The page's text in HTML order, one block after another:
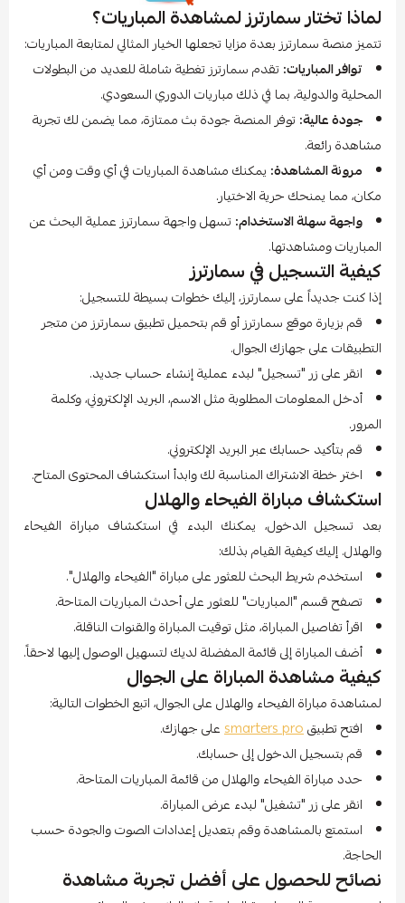
لماذا تختار سمارترز لمشاهدة المباريات؟
تتميز منصة سمارترز بعدة مزايا تجعلها الخيار المثالي لمتابعة المباريات:
توافر المباريات:تقدم سمارترز تغطية شاملة للعديد من البطولات
المحلية والدولية، بما في ذلك مباريات الدوري السعودي.
جودة عالية:توفر المنصة جودة بث ممتازة، مما يضمن لك تجربة
مشاهدة رائعة.
مرونة المشاهدة: يمكنك مشاهدة المباريات في أي وقت ومن أي
مكان، مما يمنحك حرية الاختيار.
واجهة سهلة الاستخدام:تسهل واجهة سمارترز عملية البحث عن
المباريات ومشاهدتها.
كيفية التسجيل في سمارترز
إذا كنت جديداً على سمارترز، إليك خطوات بسيطة للتسجيل:
قم بزيارة موقع سمارترز أو قم بتحميل تطبيق سمارترز من متجر
التطبيقات على جهازك الجوال.
انقر على زر "تسجيل" لبدء عملية إنشاء حساب جديد.
أدخل المعلومات المطلوبة مثل الاسم، البريد الإلكتروني، وكلمة
المرور.
قم بتأكيد حسابك عبر البريد الإلكتروني.
اختر خطة الاشتراك المناسبة لك وابدأ استكشاف المحتوى المتاح.
استكشاف مباراة الفيحاء والهلال
بعد تسجيل الدخول، يمكنك البدء في استكشاف مباراة الفيحاء
والهلال. إليك كيفية القيام بذلك:
استخدم شريط البحث للعثور على مباراة "الفيحاء والهلال".
تصفح قسم "المباريات" للعثور على أحدث المباريات المتاحة.
اقرأ تفاصيل المباراة، مثل توقيت المباراة والقنوات الناقلة.
أضف المباراة إلى قائمة المفضلة لديك لتسهيل الوصول إليها لاحقاً.
كيفية مشاهدة المباراة على الجوال
لمشاهدة مباراة الفيحاء والهلال على الجوال، اتبع الخطوات التالية:
افتح تطبيقsmarters proعلى جهازك.
قم بتسجيل الدخول إلى حسابك.
حدد مباراة الفيحاء والهلال من قائمة المباريات المتاحة.
انقر على زر "تشغيل" لبدء عرض المباراة.
استمتع بالمشاهدة وقم بتعديل إعدادات الصوت والجودة حسب
الحاجة.
نصائح للحصول على أفضل تجربة مشاهدة